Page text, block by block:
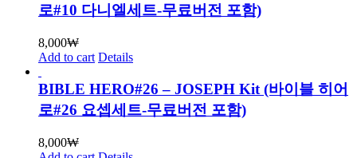
로#10 다니엘세트-무료버전 포함)
8,000₩
Add to cart Details
BIBLE HERO#26 – JOSEPH Kit (바이블 히어
로#26 요셉세트-무료버전 포함)
8,000₩